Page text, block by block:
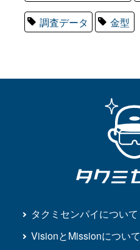
調査データ 金型
タクミセンパイについて
VisionとMissionについて